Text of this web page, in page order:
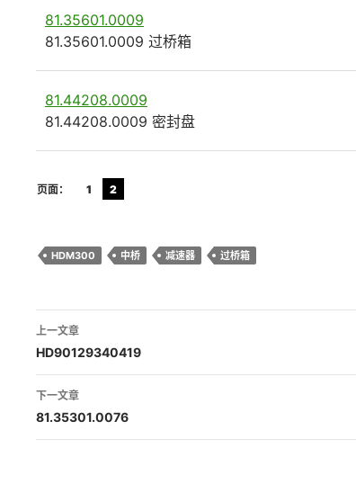
81.35601.0009
81.35601.0009 过桥箱
81.44208.0009
81.44208.0009 密封盘
页面： 1 2
HDM300 中桥 减速器 过桥箱
文
章
导
航
上一文章
HD90129340419
下一文章
81.35301.0076